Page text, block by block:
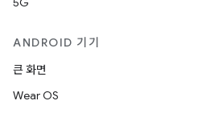
ANDROID 기기
큰 화면
Wear OS